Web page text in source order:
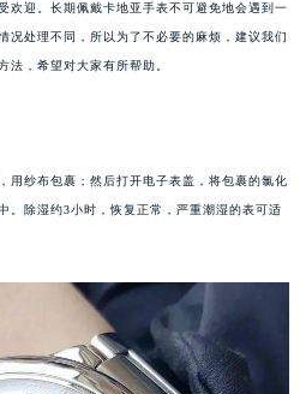
欢迎。长期佩戴卡地亚手表不可避免地会遇到一
况处理不同，所以为了不必要的麻烦，建议我们
法，希望对大家有所帮助。
纱布包裹；然后打开电子表盖，将包裹的氯化
。除湿约3小时，恢复正常，严重潮湿的表可适